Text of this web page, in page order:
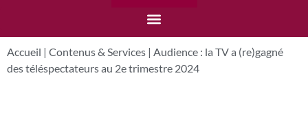
Accueil | Contenus & Services | Audience : la TV a (re)gagné
des téléspectateurs au 2e trimestre 2024